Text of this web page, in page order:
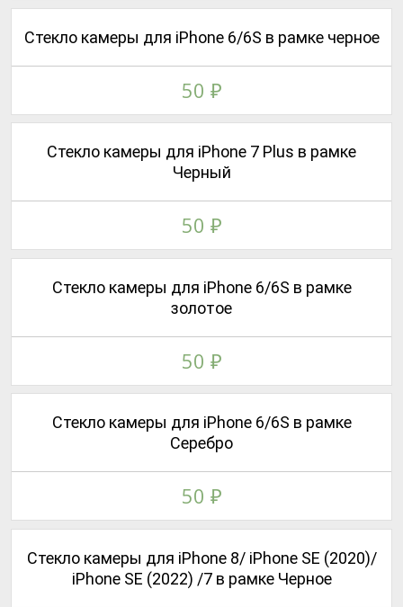
Стекло камеры для iPhone 8/ iPhone SE (2020)/
iPhone SE (2022) /7 в рамке Черное
Стекло камеры для iPhone 6/6S в рамке
Серебро
50 ₽
Стекло камеры для iPhone 6/6S в рамке
золотое
50 ₽
Стекло камеры для iPhone 7 Plus в рамке
Черный
50 ₽
Стекло камеры для iPhone 6/6S в рамке черное
50 ₽